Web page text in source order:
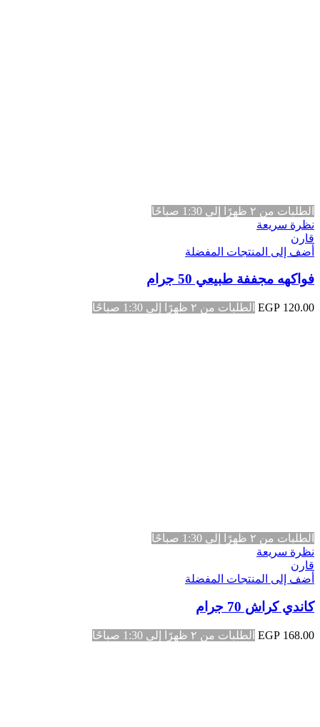
الطلبات من ٢ ظهرًا إلى 1:30 صباحًا
نظرة سريعة
قارن
أضف إلى المنتجات المفضلة
فواكهه مجففة طبيعي 50 جرام
EGP 120.00 الطلبات من ٢ ظهرًا إلى 1:30 صباحًا
الطلبات من ٢ ظهرًا إلى 1:30 صباحًا
نظرة سريعة
قارن
أضف إلى المنتجات المفضلة
كاندي كراش 70 جرام
EGP 168.00 الطلبات من ٢ ظهرًا إلى 1:30 صباحًا